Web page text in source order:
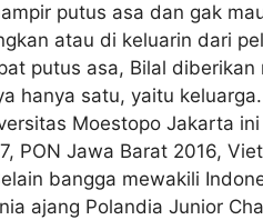
putus asa dan gak
atau di keluarin dari
putus asa, Bilal diberikan
hanya satu, yaitu
Moestopo Jakarta
PON Jawa Barat 2016,
bangga mewakili
ajang Polandia Junior